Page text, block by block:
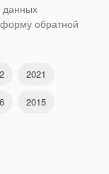
данных
обратной
2021
2015